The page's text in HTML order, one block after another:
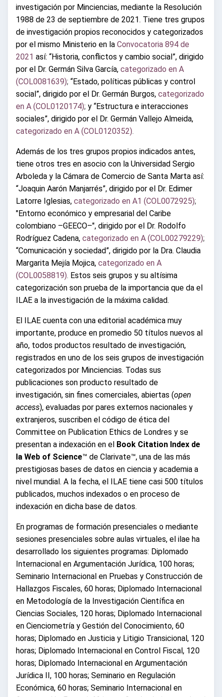
investigación por Minciencias, mediante la Resolución
1988 de 23 de septiembre de 2021. Tiene tres grupos
de investigación propios reconocidos y categorizados
por el mismo Ministerio en la Convocatoria 894 de
2021 así: “Historia, conflictos y cambio social”, dirigido
por el Dr. Germán Silva García, categorizado en A
(COL0081639); “Estado, políticas públicas y control
social”, dirigido por el Dr. Germán Burgos, categorizado
en A (COL0120174); y “Estructura e interacciones
sociales”, dirigido por el Dr. Germán Vallejo Almeida,
categorizado en A (COL0120352).
Además de los tres grupos propios indicados antes,
tiene otros tres en asocio con la Universidad Sergio
Arboleda y la Cámara de Comercio de Santa Marta así:
“Joaquin Aarón Manjarrés”, dirigido por el Dr. Edimer
Latorre Iglesias, categorizado en A1 (COL0072925);
"Entorno económico y empresarial del Caribe
colombiano –GEECO–", dirigido por el Dr. Rodolfo
Rodríguez Cadena, categorizado en A (COL00279229);
“Comunicación y sociedad”, dirigido por la Dra. Claudia
Margarita Mejía Mojica, categorizado en A
(COL0058819). Estos seis grupos y su altísima
categorización son prueba de la importancia que da el
ILAE a la investigación de la máxima calidad.
El ILAE cuenta con una editorial académica muy
importante, produce en promedio 50 títulos nuevos al
año, todos productos resultado de investigación,
registrados en uno de los seis grupos de investigación
categorizados por Minciencias. Todas sus
publicaciones son producto resultado de
investigación, sin fines comerciales, abiertas (open
access), evaluadas por pares externos nacionales y
extranjeros, suscriben el código de ética del
Committee on Publication Ethics de Londres y se
presentan a indexación en el Book Citation Index de
la Web of Science™ de Clarivate™, una de las más
prestigiosas bases de datos en ciencia y academia a
nivel mundial. A la fecha, el ILAE tiene casi 500 títulos
publicados, muchos indexados o en proceso de
indexación en dicha base de datos.
En programas de formación presenciales o mediante
sesiones presenciales sobre aulas virtuales, el ilae ha
desarrollado los siguientes programas: Diplomado
Internacional en Argumentación Jurídica, 100 horas;
Seminario Internacional en Pruebas y Construcción de
Hallazgos Fiscales, 60 horas; Diplomado Internacional
en Metodología de la Investigación Científica en
Ciencias Sociales, 120 horas; Diplomado Internacional
en Cienciometría y Gestión del Conocimiento, 60
horas; Diplomado en Justicia y Litigio Transicional, 120
horas; Diplomado Internacional en Control Fiscal, 120
horas; Diplomado Internacional en Argumentación
Jurídica II, 100 horas; Seminario en Regulación
Económica, 60 horas; Seminario Internacional en